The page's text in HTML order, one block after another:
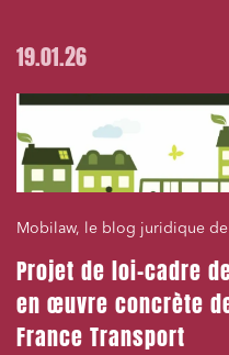
19.01.26
Mobilaw, le blog juridique
Projet de loi-cadre
en œuvre concrète
France Transport